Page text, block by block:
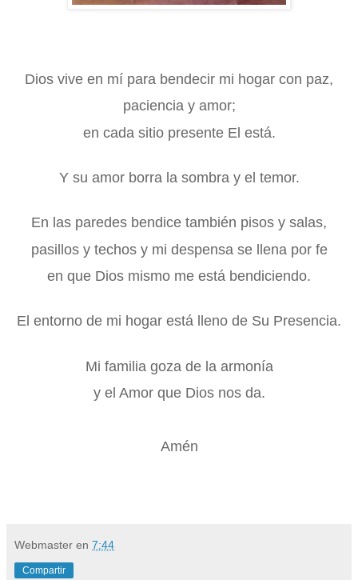
Dios vive en mí para bendecir mi hogar con paz,
paciencia y amor;
en cada sitio presente El está.
Y su amor borra la sombra y el temor.
En las paredes bendice también pisos y salas,
pasillos y techos y mi despensa se llena por fe
en que Dios mismo me está bendiciendo.
El entorno de mi hogar está lleno de Su Presencia.
Mi familia goza de la armonía
y el Amor que Dios nos da.
Amén
Webmaster en 7:44
Compartir